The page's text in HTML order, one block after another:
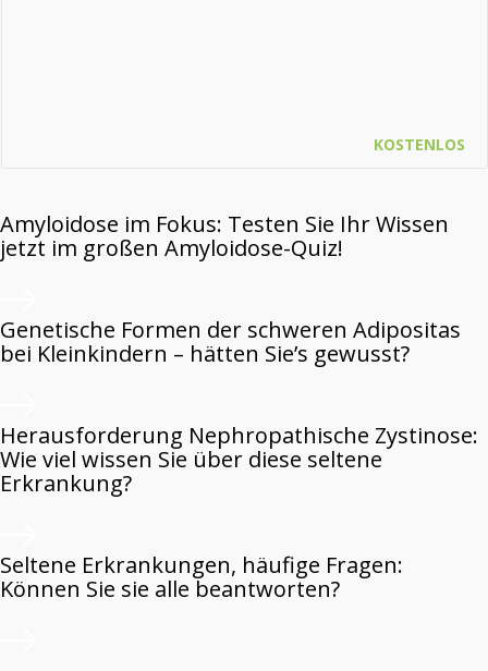
KOSTENLOS
Amyloidose im Fokus: Testen Sie Ihr Wissen
jetzt im großen Amyloidose-Quiz!
Genetische Formen der schweren Adipositas
bei Kleinkindern – hätten Sie’s gewusst?
Herausforderung Nephropathische Zystinose:
Wie viel wissen Sie über diese seltene
Erkrankung?
Seltene Erkrankungen, häufige Fragen:
Können Sie sie alle beantworten?